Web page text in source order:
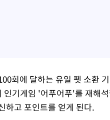
회에 달하는 유일 펫 소환
인기게임 '어푸어푸'를 재해
하고 포인트를 얻게 된다.